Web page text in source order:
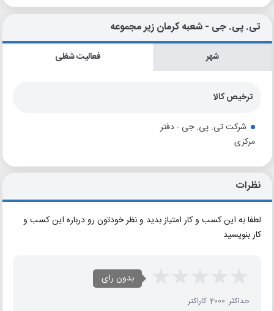
تی. پی. جی - شعبه کرمان زیر مجموعه
شهر فعالیت شغلی
ترخیص کالا
شرکت تی. پی. جی - دفتر
مرکزی
نظرات
لطفا به این کسب و کار امتیاز بدید و نظر خودتون رو درباره این کسب و
کار بنویسید
بدون رای
حداکثر 2000 کاراکتر